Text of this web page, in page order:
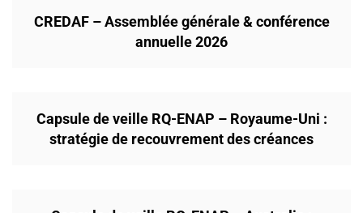
CREDAF – Assemblée générale & conférence
annuelle 2026
Capsule de veille RQ-ENAP – Royaume-Uni :
stratégie de recouvrement des créances